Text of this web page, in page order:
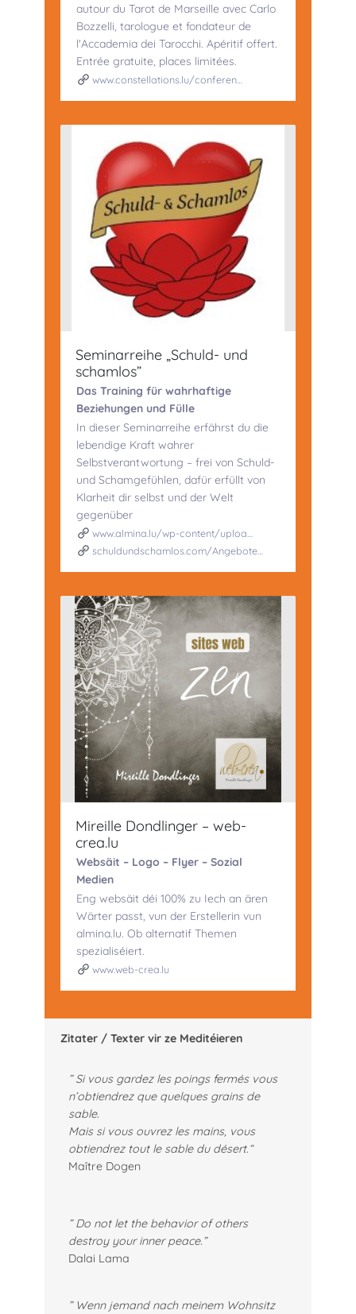
autour du Tarot de Marseille avec Carlo
Bozzelli, tarologue et fondateur de
l'Accademia dei Tarocchi. Apéritif offert.
Entrée gratuite, places limitées.
www.constellations.lu/conferen…
Seminarreihe „Schuld- und
schamlos”
Das Training für wahrhaftige
Beziehungen und Fülle
In dieser Seminarreihe erfährst du die
lebendige Kraft wahrer
Selbstverantwortung – frei von Schuld-
und Schamgefühlen, dafür erfüllt von
Klarheit dir selbst und der Welt
gegenüber
www.almina.lu/wp-content/uploa…
schuldundschamlos.com/Angebote…
Mireille Dondlinger – web-
crea.lu
Websäit – Logo – Flyer – Sozial
Medien
Eng websäit déi 100% zu Iech an ären
Wärter passt, vun der Erstellerin vun
almina.lu. Ob alternatif Themen
spezialiséiert.
www.web-crea.lu
Zitater / Texter vir ze Meditéieren
” Si vous gardez les poings fermés vous
n’obtiendrez que quelques grains de
sable.
Mais si vous ouvrez les mains, vous
obtiendrez tout le sable du désert.“
Maître Dogen
” Do not let the behavior of others
destroy your inner peace.”
Dalai Lama
” Wenn jemand nach meinem Wohnsitz